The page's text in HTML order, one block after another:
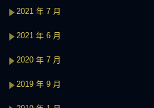
2021 年 7 月
2021 年 6 月
2020 年 7 月
2019 年 9 月